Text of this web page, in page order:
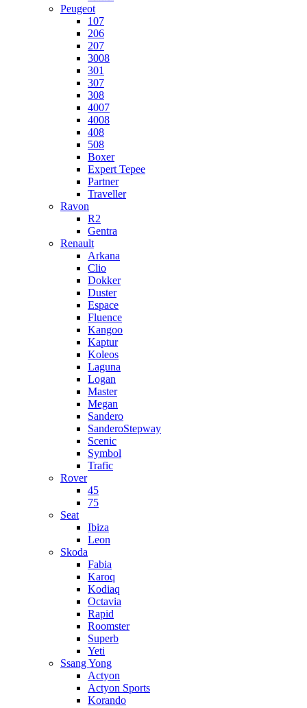
Peugeot
107
206
207
3008
301
307
308
4007
4008
408
508
Boxer
Expert Tepee
Partner
Traveller
Ravon
R2
Gentra
Renault
Arkana
Clio
Dokker
Duster
Espace
Fluence
Kangoo
Kaptur
Koleos
Laguna
Logan
Master
Megan
Sandero
SanderoStepway
Scenic
Symbol
Trafic
Rover
45
75
Seat
Ibiza
Leon
Skoda
Fabia
Karoq
Kodiaq
Octavia
Rapid
Roomster
Superb
Yeti
Ssang Yong
Actyon
Actyon Sports
Korando